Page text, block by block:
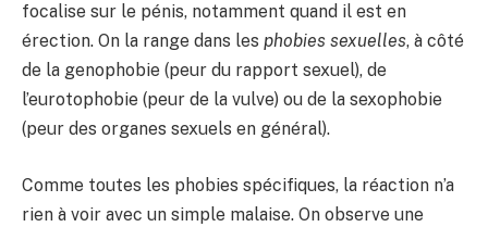
focalise sur le pénis, notamment quand il est en
érection. On la range dans les phobies sexuelles, à côté
de la genophobie (peur du rapport sexuel), de
l’eurotophobie (peur de la vulve) ou de la sexophobie
(peur des organes sexuels en général).
Comme toutes les phobies spécifiques, la réaction n’a
rien à voir avec un simple malaise. On observe une